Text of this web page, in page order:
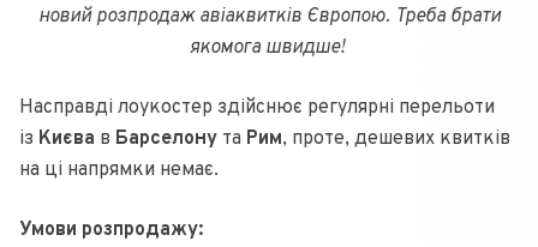
новий розпродаж авіаквитків Європою. Треба брати
якомога швидше!
Насправді лоукостер здійснює регулярні перельоти
із Києва в Барселону та Рим, проте, дешевих квитків
на ці напрямки немає.
Умови розпродажу: